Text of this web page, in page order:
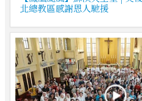
北總教區感謝恩人馳援